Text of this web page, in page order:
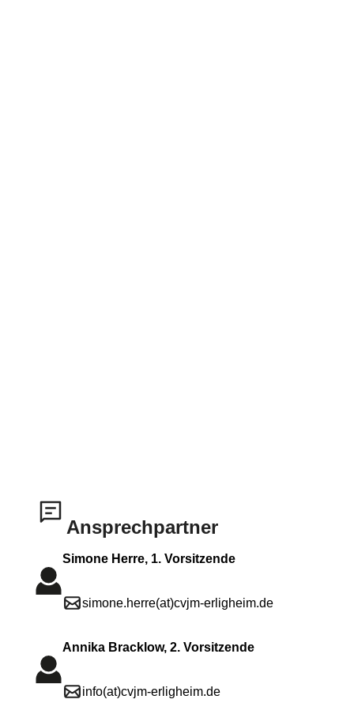
Ansprechpartner
Simone Herre, 1. Vorsitzende
simone.herre(at)cvjm-erligheim.de
Annika Bracklow, 2. Vorsitzende
info(at)cvjm-erligheim.de